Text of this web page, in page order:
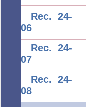
Rec. 24-
06
Rec. 24-
07
Rec. 24-
08